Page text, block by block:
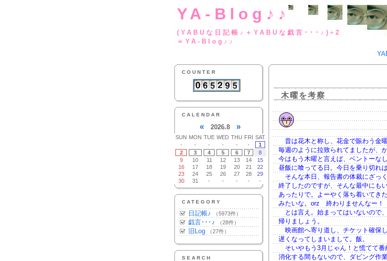
YA-Blog♪♪
(YABUな日記帳♪＋YABU
＝YA-Blog♪♪
COUNTER
CALENDAR
« 2026.8 »
SUN MON TUE WED THU FRI SAT
-
- - - - -
1
2
3 4 5 6 7
8
9
10 11 12 13 14
15
16
17 18 19 20 21
22
23
24 25 26 27 28
29
30
31 - - - - -
CATEGORY
日記帳♪ （5973件）
戯言･･･♪ （28件）
旧Log （27件）
SEARCH
木曜を考察
昔は花木と称し、花金で賑わう金
毎週のように拉致られてましたが、
今はもう木曜と言えば、ベントーな
昼飯に喰ってる日。今日を乗り切れ
そんな本日、報告書の体裁にざっ
終了したのですが、そんな最中にも
あったりで。よーやく落ち着いてき
みたいな。orz 終わりませんなー！
とは言え。始まってはいないので
帰りましょう。
映画館へ寄り道し、チケット確保
遅くなってしまいまして。飯。
そいやもう3月じゃん！と慌てて番
消化する間もないので、ダビング作